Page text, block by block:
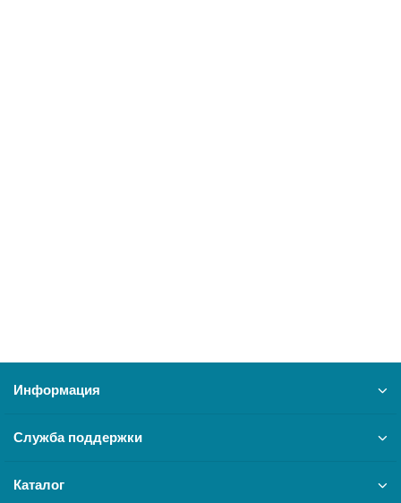
Информация
Служба поддержки
Каталог